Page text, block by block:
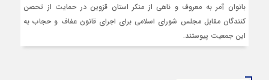
بانوان آمر به معروف و ناهی از منکر استان قزوین در حمایت از تحصن
کنندگان مقابل مجلس شورای اسلامی برای اجرای قانون عفاف و حجاب به
این جمعیت پیوستند.